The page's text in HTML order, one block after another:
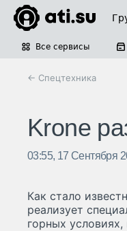
Все сервисы
← Спецтехника
Krone
03:55, 17 Сентября
Как стало
реализует
горных